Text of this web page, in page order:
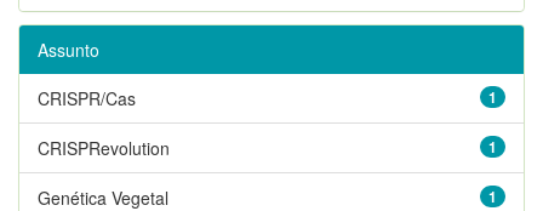
Assunto
1
CRISPR/Cas
1
CRISPRevolution
1
Genética Vegetal